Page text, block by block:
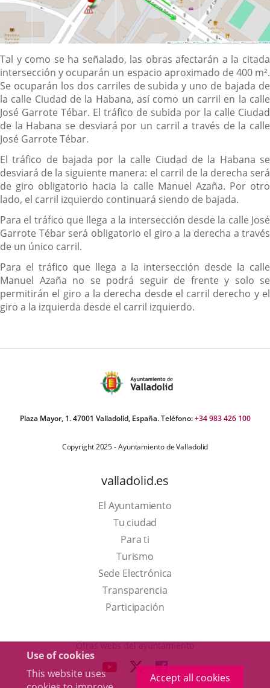
Use of cookies
This website uses
Accept all cookies
Descripción
Tal y como se ha señalado, las obras afectarán a la citada
intersección y ocuparán un espacio aproximado de 400 m².
Se ocuparán los dos carriles de subida y uno de bajada de
la calle Ciudad de la Habana, así como un carril en la calle
José Garrote Tébar. El tráfico de subida por la calle Ciudad
de la Habana se desviará por un carril a través de la calle
José Garrote Tébar.
El tráfico de bajada por la calle Ciudad de la Habana se
desviará de la siguiente manera: el carril de la derecha será
de giro obligatorio hacia la calle Manuel Azaña. Por otro
lado, el carril izquierdo continuará siendo de bajada.
Para el tráfico que llega a la intersección desde la calle José
Garrote Tébar será obligatorio el giro a la derecha a través
de un único carril.
Para el tráfico que llega a la intersección desde la calle
Manuel Azaña no se podrá seguir de frente y solo se
permitirán el giro a la derecha desde el carril derecho y el
giro a la izquierda desde el carril izquierdo.
Plaza Mayor, 1. 47001 Valladolid, España. Teléfono:+34 983 426 100
Copyright 2025 - Ayuntamiento de Valladolid
valladolid.es
El Ayuntamiento
Tu ciudad
Para ti
TurismoThis
link
will
open
a
up
Sede Electrónica
Transparencia
Participación
Otras webs del ayuntamiento
LINK LINK
TO
LINK
TO